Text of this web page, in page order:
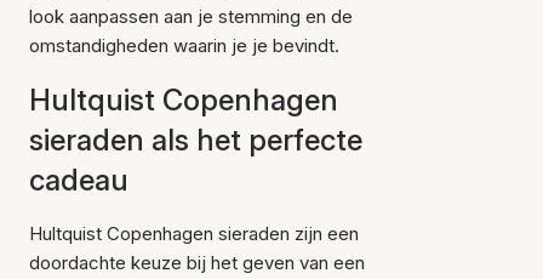
look aanpassen aan je stemming en de
omstandigheden waarin je je bevindt.
Hultquist Copenhagen
sieraden als het perfecte
cadeau
Hultquist Copenhagen sieraden zijn een
doordachte keuze bij het geven van een